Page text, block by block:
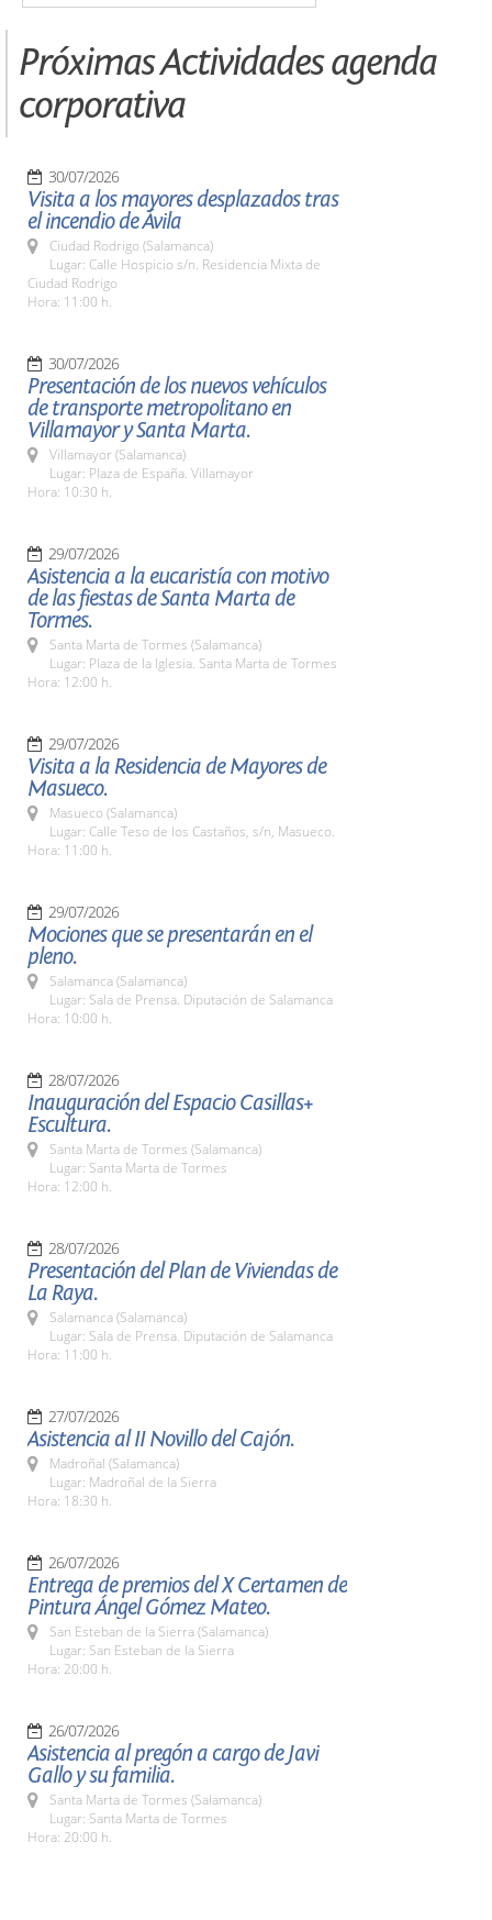
Próximas Actividades agenda
corporativa
30/07/2026
Visita a los mayores desplazados tras
el incendio de Ávila
Ciudad Rodrigo (Salamanca)
Lugar: Calle Hospicio s/n. Residencia Mixta de
Ciudad Rodrigo
Hora: 11:00 h.
30/07/2026
Presentación de los nuevos vehículos
de transporte metropolitano en
Villamayor y Santa Marta.
Villamayor (Salamanca)
Lugar: Plaza de España. Villamayor
Hora: 10:30 h.
29/07/2026
Asistencia a la eucaristía con motivo
de las fiestas de Santa Marta de
Tormes.
Santa Marta de Tormes (Salamanca)
Lugar: Plaza de la Iglesia. Santa Marta de Tormes
Hora: 12:00 h.
29/07/2026
Visita a la Residencia de Mayores de
Masueco.
Masueco (Salamanca)
Lugar: Calle Teso de los Castaños, s/n, Masueco.
Hora: 11:00 h.
29/07/2026
Mociones que se presentarán en el
pleno.
Salamanca (Salamanca)
Lugar: Sala de Prensa. Diputación de Salamanca
Hora: 10:00 h.
28/07/2026
Inauguración del Espacio Casillas+
Escultura.
Santa Marta de Tormes (Salamanca)
Lugar: Santa Marta de Tormes
Hora: 12:00 h.
28/07/2026
Presentación del Plan de Viviendas de
La Raya.
Salamanca (Salamanca)
Lugar: Sala de Prensa. Diputación de Salamanca
Hora: 11:00 h.
27/07/2026
Asistencia al II Novillo del Cajón.
Madroñal (Salamanca)
Lugar: Madroñal de la Sierra
Hora: 18:30 h.
26/07/2026
Entrega de premios del X Certamen de
Pintura Ángel Gómez Mateo.
San Esteban de la Sierra (Salamanca)
Lugar: San Esteban de la Sierra
Hora: 20:00 h.
26/07/2026
Asistencia al pregón a cargo de Javi
Gallo y su familia.
Santa Marta de Tormes (Salamanca)
Lugar: Santa Marta de Tormes
Hora: 20:00 h.